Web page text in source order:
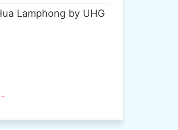
Lamphong by UHG